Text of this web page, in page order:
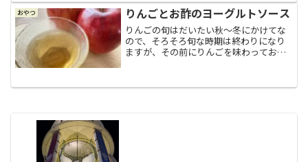
０月、嬉しいことに我が家が応援してい
るクラブチームが、今シー...
おやつ りんごとお酢のヨーグルトソース
りんごの旬はだいたい秋～冬にかけてな
ので、そろそろ旬な時期は終わりになり
ますが、その前にりんごを味わっておき
わい。（いつもりんごはウサギ派♪）残